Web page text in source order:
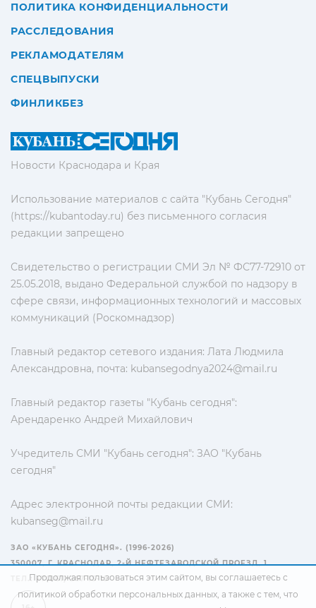
Новости Краснодара и Края
Использование материалов с сайта "Кубань Сегодня"
(https://kubantoday.ru) без письменного согласия
редакции запрещено
Свидетельство о регистрации СМИ Эл № ФС77-72910 от
25.05.2018, выдано Федеральной службой по надзору в
сфере связи, информационных технологий и массовых
коммуникаций (Роскомнадзор)
Главный редактор сетевого издания: Лата Людмила
Александровна, почта: kubansegodnya2024@mail.ru
Главный редактор газеты "Кубань сегодня":
Арендаренко Андрей Михайлович
Учредитель СМИ "Кубань сегодня": ЗАО "Кубань
сегодня"
Адрес электронной почты редакции СМИ:
kubanseg@mail.ru
ПОЛИТИКА КОНФИДЕНЦИАЛЬНОСТИ
РАССЛЕДОВАНИЯ
РЕКЛАМОДАТЕЛЯМ
СПЕЦВЫПУСКИ
ФИНЛИКБЕЗ
ЗАО «КУБАНЬ СЕГОДНЯ». (1996-2026)
350007, Г. КРАСНОДАР, 2-Й НЕФТЕЗАВОДСКОЙ ПРОЕЗД, 1
ТЕЛ.: +7(861) 267-15-15
Продолжая пользоваться этим сайтом, вы соглашаетесь с
политикой обработки персональных данных, а также с тем, что